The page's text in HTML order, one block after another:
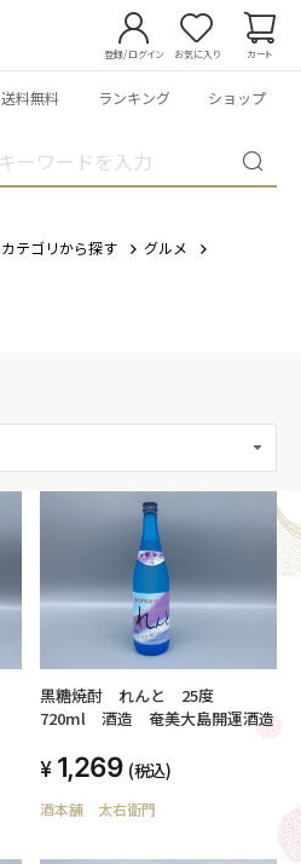
登録/ログイン お気に入り カート
送料無料 ランキング ショップ
カテゴリから探す
グルメ
黒糖焼酎 れんと 25度
720ml 酒造 奄美大島開運酒造
1,269 (税込)
酒本舗 太右衛門